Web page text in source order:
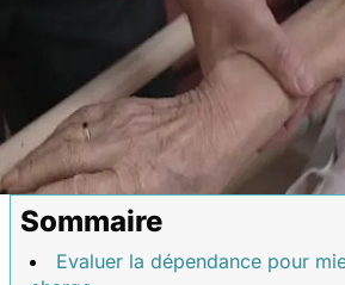
Sommaire
Evaluer la dépendance pour